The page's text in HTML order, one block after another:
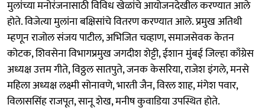
मुलांच्या मनोरंजनासाठी विविध खेळांचे आयोजनदेखील करण्यात आले
होते. विजेत्या मुलांना बक्षिसांचे वितरण करण्यात आले. प्रमुख अतिथी
म्हणून राजोल संजय पाटील, अभिजित चव्हाण, समाजसेवक केतन
कोटक, शिवसेना विभागप्रमुख जगदीश शेट्टी, ईशान मुंबई जिल्हा काँग्रेस
अध्यक्ष उत्तम गीते, विठ्ठल सातपुते, जनक केसरिया, राजेश इंगले, मनसे
महिला अध्यक्ष लक्ष्मी सोनावणे, भारती जैन, विरल शाह, मंगेश पवार,
विलाससिंह राजपूत, सानू शेख, मनीष कुवाडिया उपस्थित होते.